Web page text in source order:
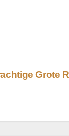
Grote